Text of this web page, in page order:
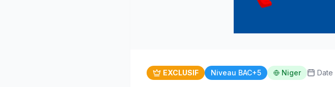
EXCLUSIF Niveau BAC+5 Niger Date